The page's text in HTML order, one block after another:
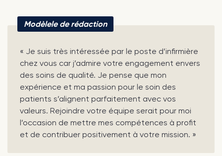
Modèlele de rédaction
« Je suis très intéressée par le poste d’infirmière
chez vous car j’admire votre engagement envers
des soins de qualité. Je pense que mon
expérience et ma passion pour le soin des
patients s’alignent parfaitement avec vos
valeurs. Rejoindre votre équipe serait pour moi
l’occasion de mettre mes compétences à profit
et de contribuer positivement à votre mission. »